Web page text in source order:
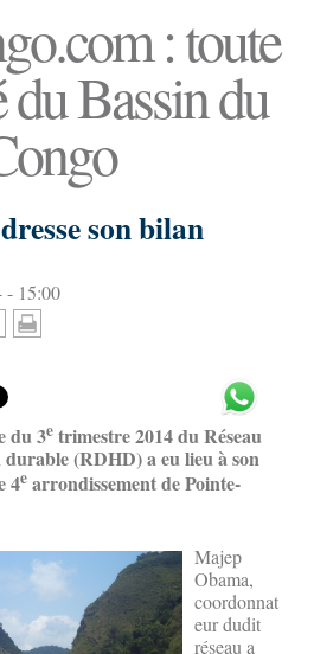
: toute
du Bassin du
son bilan
- 15:00
du 3e trimestre 2014 du Réseau
(RDHD) a eu lieu à son
4e arrondissement de Pointe-
Majep
Obama,
coordonnat
eur dudit
réseau a